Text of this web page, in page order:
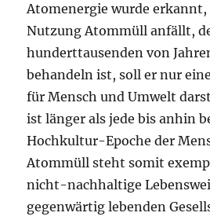
Atomenergie wurde erkannt,
Nutzung Atommüll anfällt,
hunderttausenden von
behandeln ist, soll er nur
für Mensch und Umwelt
ist länger als jede bis anhin
Hochkultur-Epoche der
Atommüll steht somit
nicht-nachhaltige
gegenwärtig lebenden